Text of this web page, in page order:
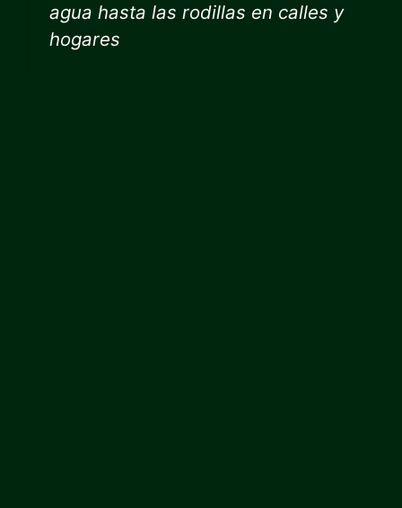
agua hasta las rodillas en calles y
hogares